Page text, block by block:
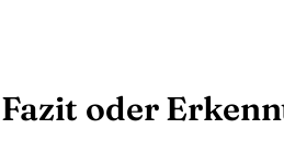
Fazit oder